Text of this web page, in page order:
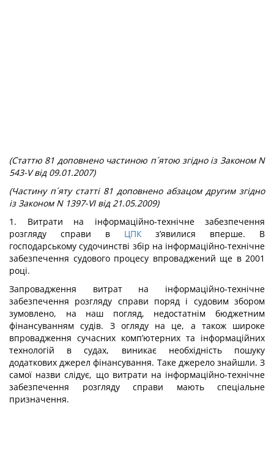
(Статтю 81 доповнено частиною п´ятою згідно із Законом N
543-V від 09.01.2007)
(Частину п´яту статті 81 доповнено абзацом другим згідно
із Законом N 1397-VI від 21.05.2009)
1. Витрати на інформаційно-технічне забезпечення
розгляду справи в ЦПКз’явилися вперше. В
господарському судочинстві збір на інформаційно-технічне
забезпечення судового процесу впроваджений ще в 2001
році.
Запровадження витрат на інформаційно-технічне
забезпечення розгляду справи поряд і судовим збором
зумовлено, на наш погляд, недостатнім бюджетним
фінансуванням судів. З огляду на це, а також широке
впровадження сучасних комп’ютерних та інформаційних
технологій в судах, виникає необхідність пошуку
додаткових джерел фінансування. Таке джерело знайшли. З
самої назви слідує, що витрати на інформаційно-технічне
забезпечення розгляду справи мають спеціальне
призначення.